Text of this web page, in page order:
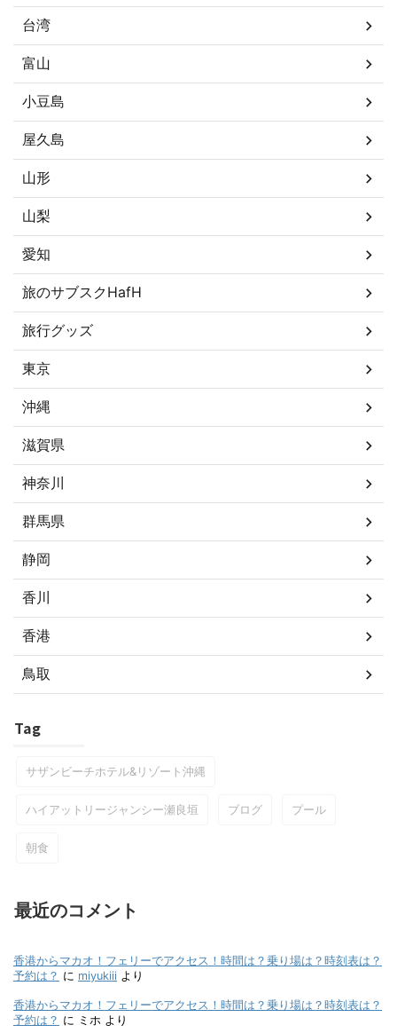
台湾
富山
小豆島
屋久島
山形
山梨
愛知
旅のサブスクHafH
旅行グッズ
東京
沖縄
滋賀県
神奈川
群馬県
静岡
香川
香港
鳥取
Tag
サザンビーチホテル&リゾート沖縄
ハイアットリージャンシー瀬良垣 ブログ プール
朝食
最近のコメント
香港からマカオ！フェリーでアクセス！時間は？乗り場は？時刻表は？
予約は？ に miyukiii より
香港からマカオ！フェリーでアクセス！時間は？乗り場は？時刻表は？
予約は？ に ミホ より